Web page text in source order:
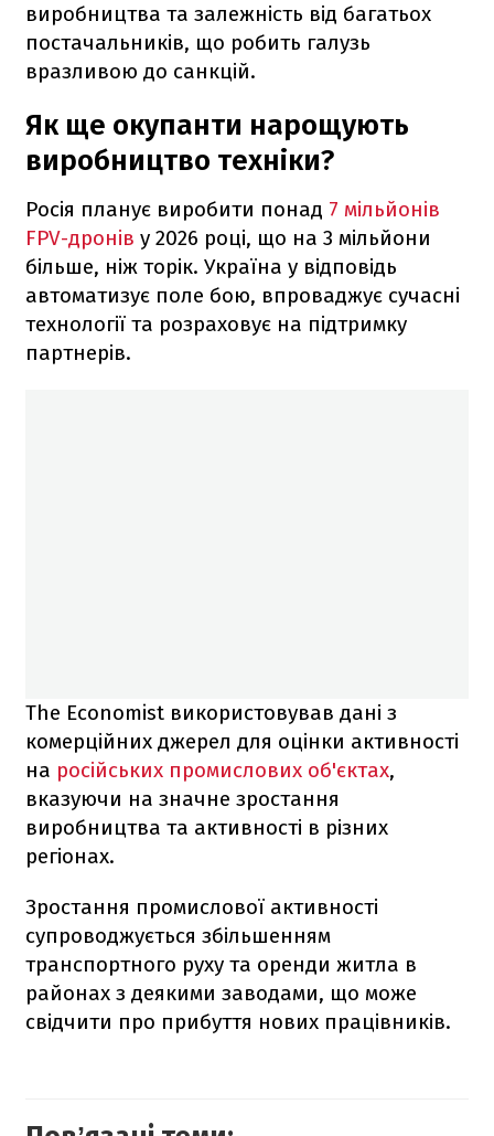
виробництва та залежність від багатьох
постачальників, що робить галузь
вразливою до санкцій.
Як ще окупанти нарощують
виробництво техніки?
Росія планує виробити понад 7 мільйонів
FPV-дронів у 2026 році, що на 3 мільйони
більше, ніж торік. Україна у відповідь
автоматизує поле бою, впроваджує сучасні
технології та розраховує на підтримку
партнерів.
The Economist використовував дані з
комерційних джерел для оцінки активності
на російських промислових об'єктах,
вказуючи на значне зростання
виробництва та активності в різних
регіонах.
Зростання промислової активності
супроводжується збільшенням
транспортного руху та оренди житла в
районах з деякими заводами, що може
свідчити про прибуття нових працівників.